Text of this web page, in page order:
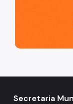
ITBI
Nota Fiscal
Outros
Pagamento
Secretaria